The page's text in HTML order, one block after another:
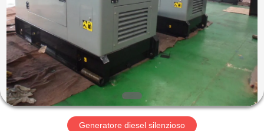
PRODOTTI
CIRCA
NOI
GIRO
Generatore diesel silenzioso